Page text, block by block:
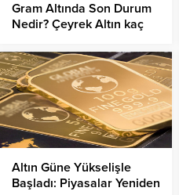
Gram Altında Son Durum
Nedir? Çeyrek Altın kaç
Altın Güne Yükselişle
Başladı: Piyasalar Yeniden